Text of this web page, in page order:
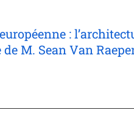
:
M. Sean Van